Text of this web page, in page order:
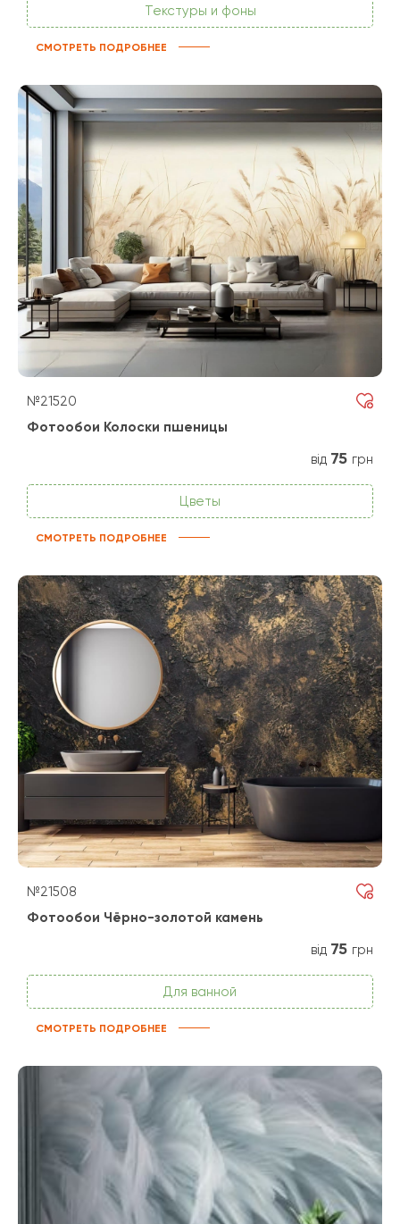
Текстуры и фоны
СМОТРЕТЬ ПОДРОБНЕЕ
№21520
Фотообои Колоски пшеницы
від 75 грн
Цветы
СМОТРЕТЬ ПОДРОБНЕЕ
№21508
Фотообои Чёрно-золотой камень
від 75 грн
Для ванной
СМОТРЕТЬ ПОДРОБНЕЕ